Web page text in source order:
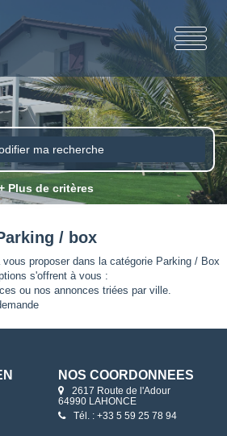
ma recherche
Plus de critères
/ box
proposer dans la catégorie Parking / Box
s'offrent à vous :
ou nos annonces triées par ville.
NOS COORDONNÉES
2617 Route de l'Adour
64990 LAHONCE
Tél. : +33 5 59 25 78 94